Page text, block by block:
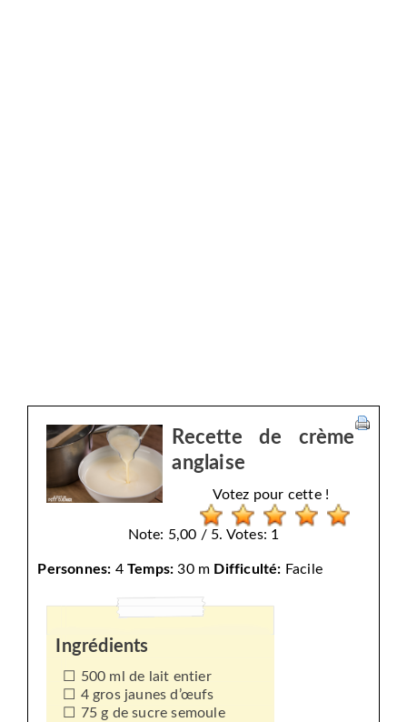
Recette de crème
anglaise
Votez pour cette !
Note: 5,00 / 5. Votes: 1
Personnes: 4 Temps: 30 m Difficulté: Facile
Ingrédients
500 ml de lait entier
4 gros jaunes d’œufs
75 g de sucre semoule